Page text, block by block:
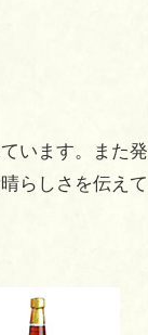
います。また発
らしさを伝えて